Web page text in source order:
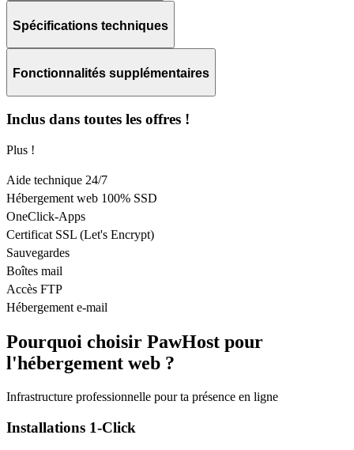
Spécifications techniques
Fonctionnalités supplémentaires
Inclus dans toutes les offres !
Plus !
Aide technique 24/7
Hébergement web 100% SSD
OneClick-Apps
Certificat SSL (Let's Encrypt)
Sauvegardes
Boîtes mail
Accès FTP
Hébergement e-mail
Pourquoi choisir PawHost pour
l'hébergement web ?
Infrastructure professionnelle pour ta présence en ligne
Installations 1-Click